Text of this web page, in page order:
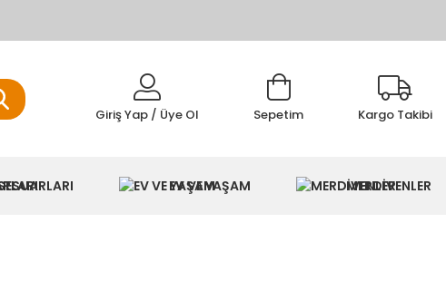
Giriş Yap / Üye Ol Sepetim Kargo Takibi
EV VE YAŞAM MERDİVENLER